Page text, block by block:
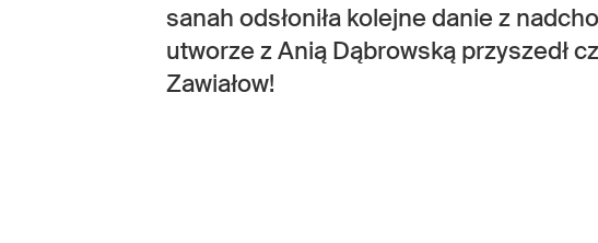
sanah odsłoniła kolejne danie z
utworze z Anią Dąbrowską przyszedł
Zawiałow!